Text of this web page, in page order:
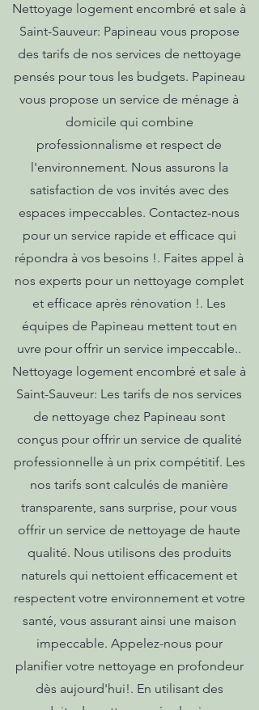
Nettoyage logement encombré et sale à
Saint-Sauveur: Papineau vous propose
des tarifs de nos services de nettoyage
pensés pour tous les budgets. Papineau
vous propose un service de ménage à
domicile qui combine
professionnalisme et respect de
l'environnement. Nous assurons la
satisfaction de vos invités avec des
espaces impeccables. Contactez-nous
pour un service rapide et efficace qui
répondra à vos besoins !. Faites appel à
nos experts pour un nettoyage complet
et efficace après rénovation !. Les
équipes de Papineau mettent tout en
uvre pour offrir un service impeccable..
Nettoyage logement encombré et sale à
Saint-Sauveur: Les tarifs de nos services
de nettoyage chez Papineau sont
conçus pour offrir un service de qualité
professionnelle à un prix compétitif. Les
nos tarifs sont calculés de manière
transparente, sans surprise, pour vous
offrir un service de nettoyage de haute
qualité. Nous utilisons des produits
naturels qui nettoient efficacement et
respectent votre environnement et votre
santé, vous assurant ainsi une maison
impeccable. Appelez-nous pour
planifier votre nettoyage en profondeur
dès aujourd'hui!. En utilisant des